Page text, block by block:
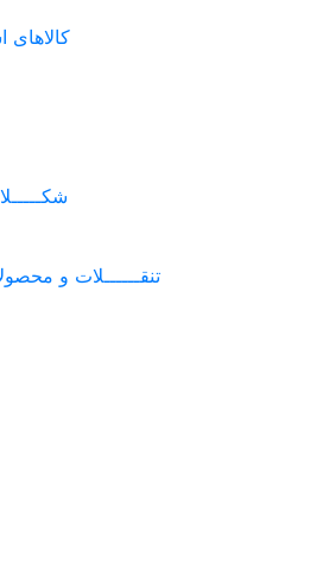
کالاهای
تنقــــــلات و